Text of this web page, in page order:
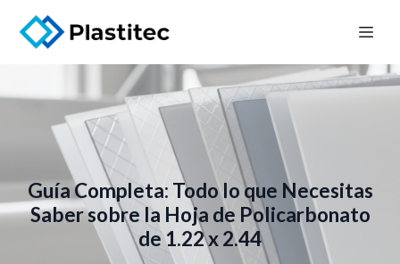
Guía Completa: Todo lo que Necesitas
Saber sobre la Hoja de Policarbonato
de 1.22 x 2.44